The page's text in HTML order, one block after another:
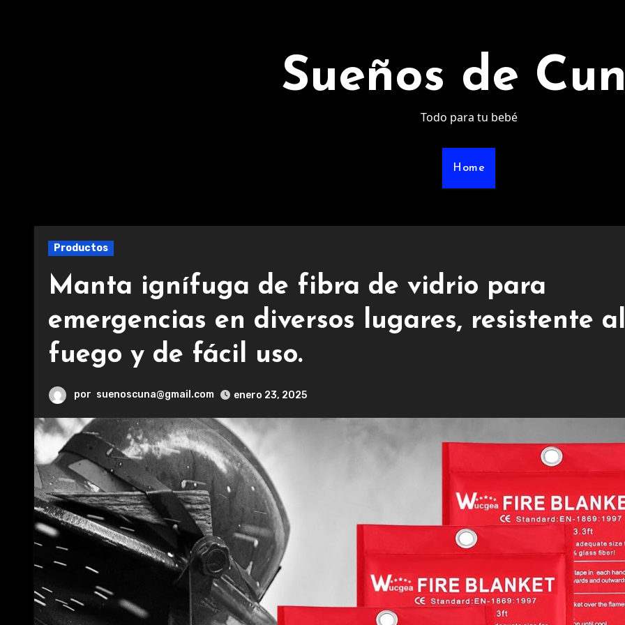
Sueños de
Todo para tu bebé
Home
Productos
Manta ignífuga de fibra de vidrio para
emergencias en diversos lugares, resistente al
fuego y de fácil uso.
por suenoscuna@gmail.com enero 23, 2025